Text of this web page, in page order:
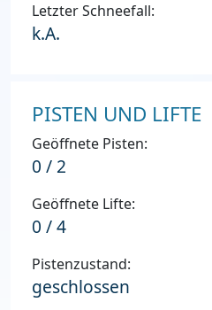
Letzter Schneefall:
k.A.
PISTEN UND LIFTE
Geöffnete Pisten:
0 / 2
Geöffnete Lifte:
0 / 4
Pistenzustand:
geschlossen